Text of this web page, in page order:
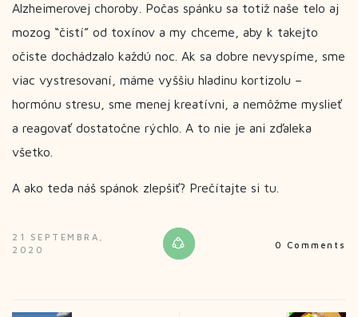
Alzheimerovej choroby. Počas spánku sa totiž naše telo aj
mozog “čistí” od toxínov a my chceme, aby k takejto
očiste dochádzalo každú noc. Ak sa dobre nevyspíme, sme
viac vystresovaní, máme vyššiu hladinu kortizolu –
hormónu stresu, sme menej kreatívni, a nemôžme myslieť
a reagovať dostatočne rýchlo. A to nie je ani zďaleka
všetko.
A ako teda náš spánok zlepšiť? Prečítajte si tu
21 SEPTEMBRA,
2020
0 Comments